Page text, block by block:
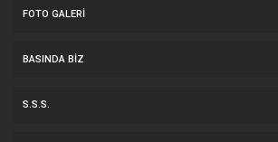
FOTO GALERI
BASINDA BIZ
S.S.S.